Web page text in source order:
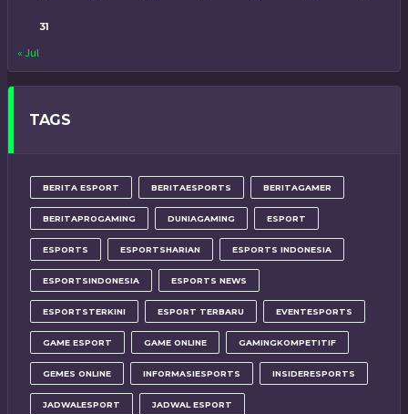
31
« Jul
TAGS
BERITA ESPORT BERITAESPORTS BERITAGAMER
BERITAPROGAMING DUNIAGAMING ESPORT
ESPORTS ESPORTSHARIAN ESPORTS INDONESIA
ESPORTSINDONESIA ESPORTS NEWS
ESPORTSTERKINI ESPORT TERBARU EVENTESPORTS
GAME ESPORT GAME ONLINE GAMINGKOMPETITIF
GEMES ONLINE INFORMASIESPORTS INSIDERESPORTS
JADWALESPORT JADWAL ESPORT